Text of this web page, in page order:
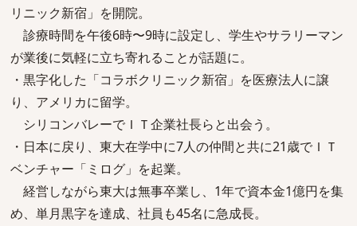
リニック新宿」を開院。
診療時間を午後6時〜9時に設定し、学生やサラリーマン
が業後に気軽に立ち寄れることが話題に。
・黒字化した「コラボクリニック新宿」を医療法人に譲
り、アメリカに留学。
シリコンバレーでＩＴ企業社長らと出会う。
・日本に戻り、東大在学中に7人の仲間と共に21歳でＩＴ
ベンチャー「ミログ」を起業。
経営しながら東大は無事卒業し、1年で資本金1億円を集
め、単月黒字を達成、社員も45名に急成長。